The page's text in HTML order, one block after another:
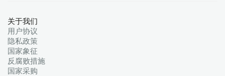
关于我们
用户协议
隐私政策
国家象征
反腐败措施
国家采购